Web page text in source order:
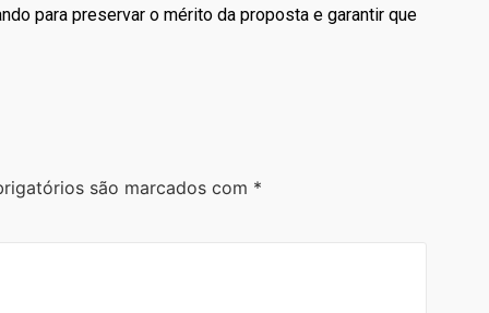
para preservar o mérito da proposta e garantir que
são marcados com *